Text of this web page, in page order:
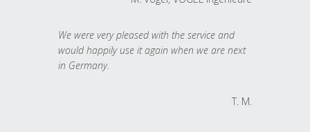
We were very pleased with the service and
would happily use it again when we are next
in Germany.
T. M.